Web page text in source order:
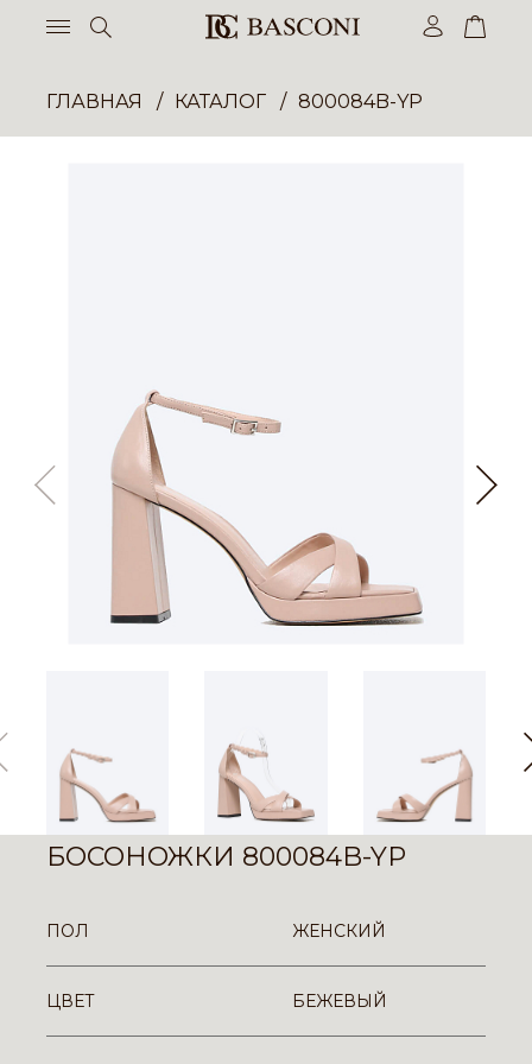
ГЛАВНАЯ КАТАЛОГ 800084B-YP
БОСОНОЖКИ 800084B-YP
ПОЛ ЖЕНСКИЙ
ЦВЕТ БЕЖЕВЫЙ